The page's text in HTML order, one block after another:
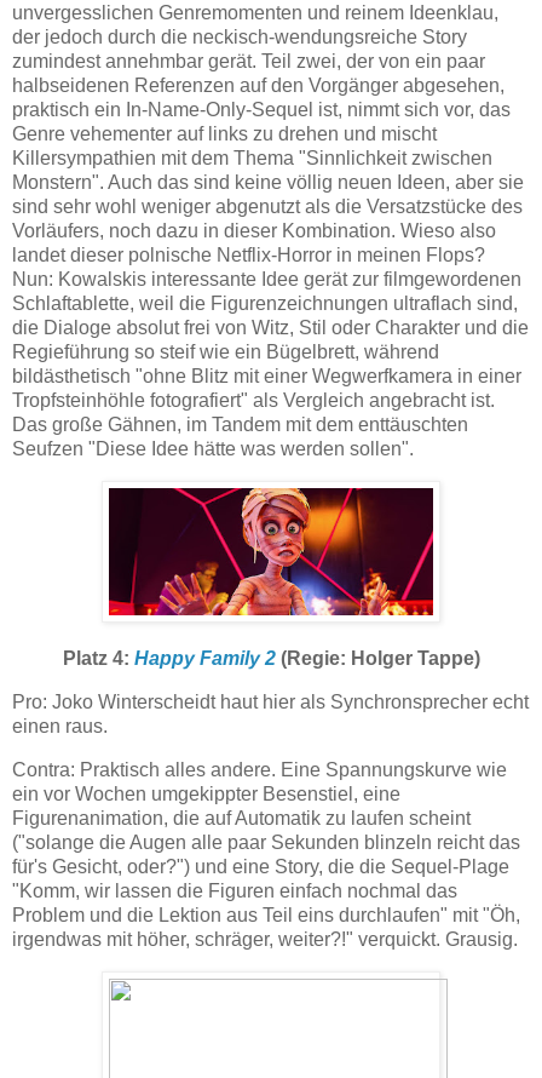
unvergesslichen Genremomenten und reinem Ideenklau,
der jedoch durch die neckisch-wendungsreiche Story
zumindest annehmbar gerät. Teil zwei, der von ein paar
halbseidenen Referenzen auf den Vorgänger abgesehen,
praktisch ein In-Name-Only-Sequel ist, nimmt sich vor, das
Genre vehementer auf links zu drehen und mischt
Killersympathien mit dem Thema "Sinnlichkeit zwischen
Monstern". Auch das sind keine völlig neuen Ideen, aber sie
sind sehr wohl weniger abgenutzt als die Versatzstücke des
Vorläufers, noch dazu in dieser Kombination. Wieso also
landet dieser polnische Netflix-Horror in meinen Flops?
Nun: Kowalskis interessante Idee gerät zur filmgewordenen
Schlaftablette, weil die Figurenzeichnungen ultraflach sind,
die Dialoge absolut frei von Witz, Stil oder Charakter und die
Regieführung so steif wie ein Bügelbrett, während
bildästhetisch "ohne Blitz mit einer Wegwerfkamera in einer
Tropfsteinhöhle fotografiert" als Vergleich angebracht ist.
Das große Gähnen, im Tandem mit dem enttäuschten
Seufzen "Diese Idee hätte was werden sollen".
Platz 4: Happy Family 2(Regie: Holger Tappe)
Pro: Joko Winterscheidt haut hier als Synchronsprecher echt
einen raus.
Contra: Praktisch alles andere. Eine Spannungskurve wie
ein vor Wochen umgekippter Besenstiel, eine
Figurenanimation, die auf Automatik zu laufen scheint
("solange die Augen alle paar Sekunden blinzeln reicht das
für's Gesicht, oder?") und eine Story, die die Sequel-Plage
"Komm, wir lassen die Figuren einfach nochmal das
Problem und die Lektion aus Teil eins durchlaufen" mit "Öh,
irgendwas mit höher, schräger, weiter?!" verquickt. Grausig.